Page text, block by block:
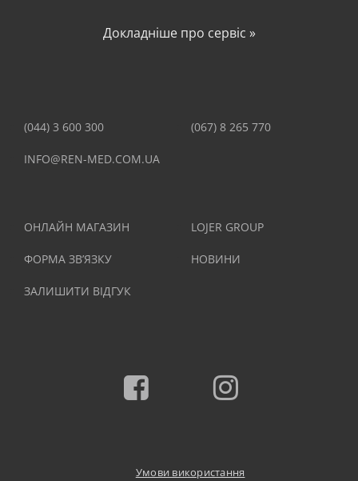
Докладніше про сервіс »
(044) 3 600 300 (067) 8 265 770
INFO@REN-MED.COM.UA
ОНЛАЙН МАГАЗИН LOJER GROUP
ФОРМА ЗВ’ЯЗКУ НОВИНИ
ЗАЛИШИТИ ВІДГУК
Facebook Instagram
Умови використання